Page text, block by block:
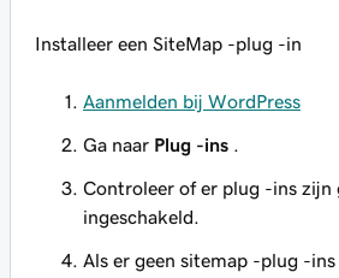
Installeer een SiteMap -plug -in
Aanmelden bij WordPress
Ga naar Plug -ins
Controleer of er plug -ins zijn
ingeschakeld.
Als er geen sitemap -plug -